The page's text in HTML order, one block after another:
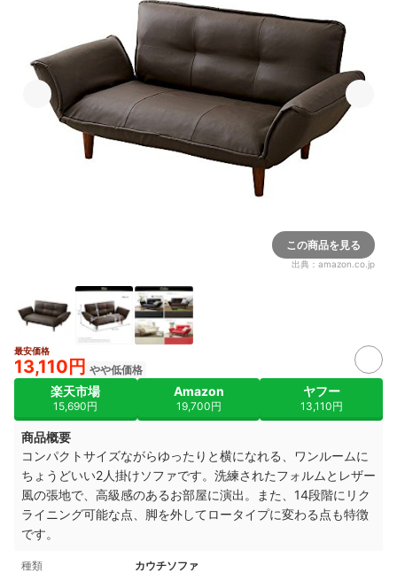
この商品を見る
出典： amazon.co.jp
最安価格
13,110円 やや低価格
楽天市場
15,690円
Amazon
19,700円
ヤフー
13,110円
商品概要
コンパクトサイズながらゆったりと横になれる、ワンルームに
ちょうどいい2人掛けソファです。洗練されたフォルムとレザー
風の張地で、高級感のあるお部屋に演出。また、14段階にリク
ライニング可能な点、脚を外してロータイプに変わる点も特徴
です。
種類 カウチソファ